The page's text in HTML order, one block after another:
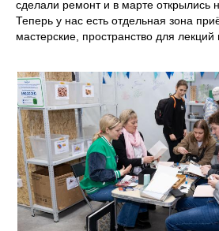
сделали ремонт и в марте открылись
Теперь у нас есть отдельная зона
мастерские, пространство для